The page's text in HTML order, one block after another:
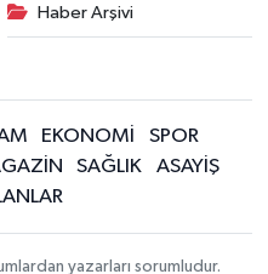
Haber Arşivi
EKONOMİ
SPOR
SAĞLIK
ASAYİŞ
yazarları sorumludur.